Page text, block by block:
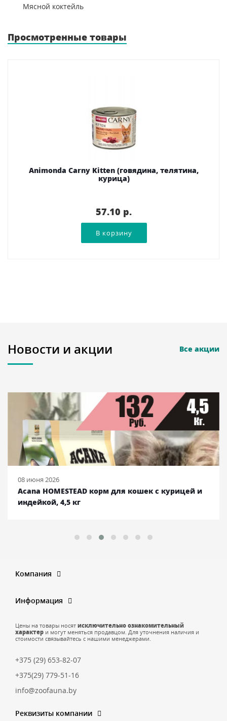
Мясной коктейль
Просмотренные товары
Animonda Carny Kitten (говядина, телятина,
курица)
57.10 p.
Новости и акции Все акции
08 июня 2026
Acana HOMESTEAD корм для кошек с курицей и
индейкой, 4,5 кг
Компания
Информация
Цены на товары носят исключительно ознакомительный
характер и могут меняться продавцом. Для уточнения наличия и
стоимости связывайтесь с нашими менеджерами.
+375 (29) 653-82-07
+375(29) 779-51-16
info@zoofauna.by
Реквизиты компании